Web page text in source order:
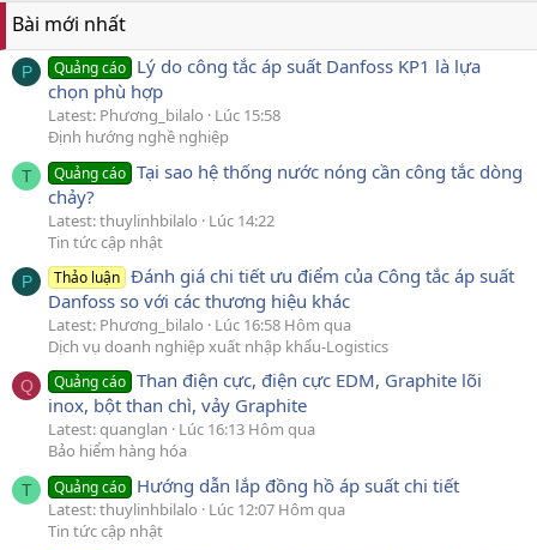
Bài mới nhất
P Quảng cáo Lý do công tắc áp suất Danfoss KP1 là lựa
chọn phù hợp
Latest: Phương_bilalo
Lúc 15:58
Định hướng nghề nghiệp
T Quảng cáo Tại sao hệ thống nước nóng cần công tắc dòng
chảy?
Latest: thuylinhbilalo
Lúc 14:22
Tin tức cập nhật
P Thảo luận Đánh giá chi tiết ưu điểm của Công tắc áp suất
Danfoss so với các thương hiệu khác
Latest: Phương_bilalo
Lúc 16:58 Hôm qua
Dịch vụ doanh nghiệp xuất nhập khẩu-Logistics
Q Quảng cáo Than điện cực, điện cực EDM, Graphite lõi
inox, bột than chì, vảy Graphite
Latest: quanglan
Lúc 16:13 Hôm qua
Bảo hiểm hàng hóa
T Quảng cáo Hướng dẫn lắp đồng hồ áp suất chi tiết
Latest: thuylinhbilalo
Lúc 12:07 Hôm qua
Tin tức cập nhật